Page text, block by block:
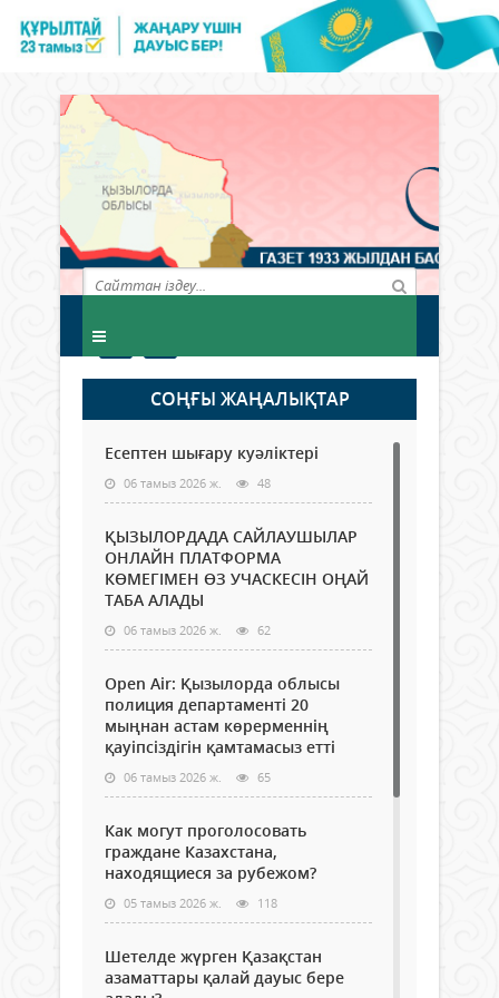
СОҢҒЫ ЖАҢАЛЫҚТАР
Есептен шығару куәліктері
06 тамыз 2026 ж. 48
ҚЫЗЫЛОРДАДА САЙЛАУШЫЛАР
ОНЛАЙН ПЛАТФОРМА
КӨМЕГІМЕН ӨЗ УЧАСКЕСІН ОҢАЙ
ТАБА АЛАДЫ
06 тамыз 2026 ж. 62
Open Air: Қызылорда облысы
полиция департаменті 20
мыңнан астам көрерменнің
қауіпсіздігін қамтамасыз етті
06 тамыз 2026 ж. 65
Как могут проголосовать
граждане Казахстана,
находящиеся за рубежом?
05 тамыз 2026 ж. 118
Шетелде жүрген Қазақстан
азаматтары қалай дауыс бере